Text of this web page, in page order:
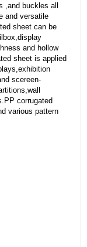
,and buckles all
and versatile
sheet can be
and hollow
sheet is applied
scereen-
corrugated
various pattern